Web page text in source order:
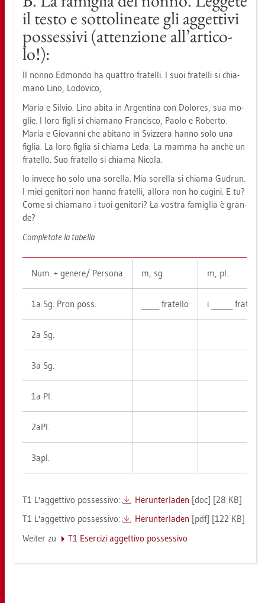
il testo e sot­to­li­nea­te gli ag­get­ti­vi
pos­ses­si­vi (at­ten­zio­ne all’ar­ti­co­
lo!):
Il nonno Ed­mon­do ha quat­tro fra­tel­li. I suoi fra­tel­li si chia­
ma­no Lino, Lo­do­vi­co,
Maria e Sil­vio. Lino abita in Ar­gen­ti­na con Do­lo­res, sua mo­
g­lie. I loro figli si chia­ma­no Fran­cis­co, Paolo e Ro­ber­to.
Maria e Gio­van­ni che abita­no in Sviz­ze­ra hanno solo una
figlia. La loro figlia si chia­ma Leda. La mamma ha anche un
fra­tel­lo. Suo fra­tel­lo si chia­ma Ni­co­la.
Io in­ve­ce ho solo una so­rel­la. Mia so­rel­la si chia­ma Gud­run.
I miei ge­ni­to­ri non hanno fra­tel­li, all­ora non ho cu­gi­ni. E tu?
Come si chia­ma­no i tuoi ge­ni­to­ri? La vos­tra fa­miglia è gran­
de?
Com­pleta­te la ta­bel­la
Num. + ge­ne­re/ Per­so­na m, sg. m, pl.
1a Sg. Pron poss. _____ fra­tel­lo i ______ fra­tel­li
2a Sg.
3a Sg.
1a Pl.
2aPl.
3apl.
T1 L'ag­get­tivo pos­ses­si­vo: Her­un­ter­la­den [doc] [28 KB]
T1 L'ag­get­tivo pos­ses­si­vo:
Her­un­ter­la­den [pdf] [122 KB]
Wei­ter zu
T1 Eser­ci­zi ag­get­tivo pos­ses­si­vo